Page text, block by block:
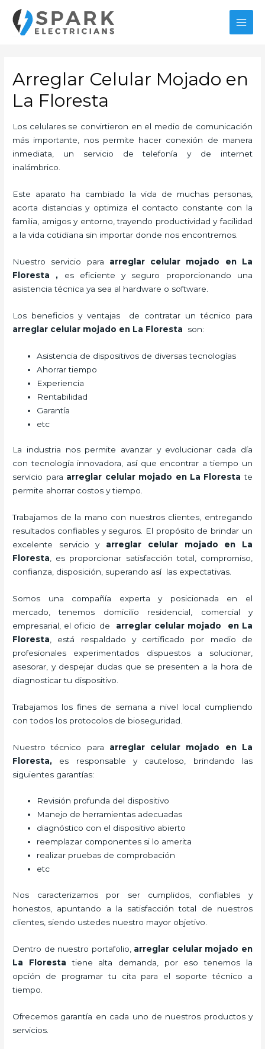
contenido
Arreglar Celular Mojado en
La Floresta
Los celulares se convirtieron en el medio de comunicación
más importante, nos permite hacer conexión de manera
inmediata, un servicio de telefonía y de internet
inalámbrico.
Este aparato ha cambiado la vida de muchas personas,
acorta distancias y optimiza el contacto constante con la
familia, amigos y entorno, trayendo productividad y facilidad
a la vida cotidiana sin importar donde nos encontremos.
Nuestro servicio para arreglar celular mojado en La
Floresta
, es eficiente y seguro proporcionando una
asistencia técnica ya sea al hardware o software.
Los beneficios y ventajas de contratar un técnico para
arreglar celular mojado en La Floresta son:
Asistencia de dispositivos de diversas tecnologías
Ahorrar tiempo
Experiencia
Rentabilidad
Garantía
etc
La industria nos permite avanzar y evolucionar cada día
con tecnología innovadora, así que encontrar a tiempo un
servicio para arreglar celular mojado en La Floresta te
permite ahorrar costos y tiempo.
Trabajamos de la mano con nuestros clientes, entregando
resultados confiables y seguros. El propósito de brindar un
excelente servicio y arreglar celular mojado en La
Floresta , es proporcionar satisfacción total, compromiso,
confianza, disposición, superando así las expectativas.
Somos una compañía experta y posicionada en el
mercado, tenemos domicilio residencial, comercial y
empresarial, el oficio de arreglar celular mojado en La
Floresta , está respaldado y certificado por medio de
profesionales experimentados dispuestos a solucionar,
asesorar, y despejar dudas que se presenten a la hora de
diagnosticar tu dispositivo.
Trabajamos los fines de semana a nivel local cumpliendo
con todos los protocolos de bioseguridad.
Nuestro técnico para arreglar celular mojado
en La
Floresta, es responsable y cauteloso, brindando las
siguientes garantías:
Revisión profunda del dispositivo
Manejo de herramientas adecuadas
diagnóstico con el dispositivo abierto
reemplazar componentes si lo amerita
realizar pruebas de comprobación
etc
Nos caracterizamos por ser cumplidos, confiables y
honestos, apuntando a la satisfacción total de nuestros
clientes, siendo ustedes nuestro mayor objetivo.
Dentro de nuestro portafolio, arreglar celular mojado en
La Floresta tiene alta demanda, por eso tenemos la
opción de programar tu cita para el soporte técnico a
tiempo.
Ofrecemos garantía en cada uno de nuestros productos y
servicios.